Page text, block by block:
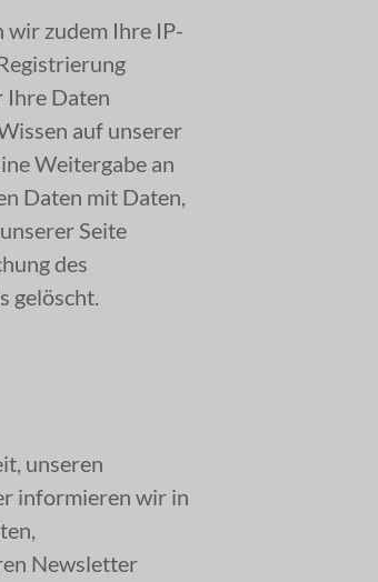
zudem Ihre IP-
Ihre Daten
auf unserer
Weitergabe an
Daten mit Daten,
Seite
des
gelöscht.
unseren
informieren wir in
Newsletter